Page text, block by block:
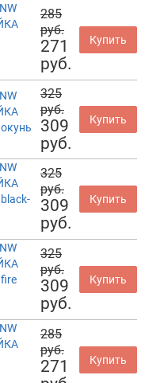
285
руб.
271
руб.
Купить
325
руб.
309
руб.
Купить
325
руб.
309
руб.
Купить
325
руб.
309
руб.
Купить
285
руб.
271
Купить